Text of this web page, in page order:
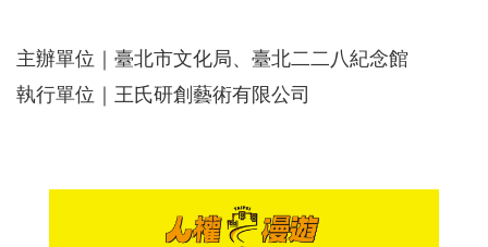
主辦單位｜臺北市文化局、臺北二二八紀念館
執行單位｜王氏研創藝術有限公司